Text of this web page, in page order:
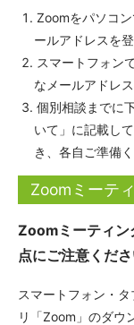
Zoomをパソコ
ールアドレスを
スマートフォン
なメールアドレ
個別相談までに
いて」に記載し
き、各自ご準備
Zoomミーテ
Zoomミーティン
点にご注意くださ
スマートフォン・
リ「Zoom」のダウ